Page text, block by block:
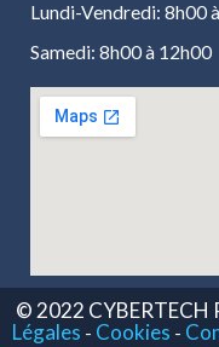
Lundi-Vendredi: 8h00
Samedi: 8h00 à 12h00
© 2022 CYBERTECH
Légales - Cookies -